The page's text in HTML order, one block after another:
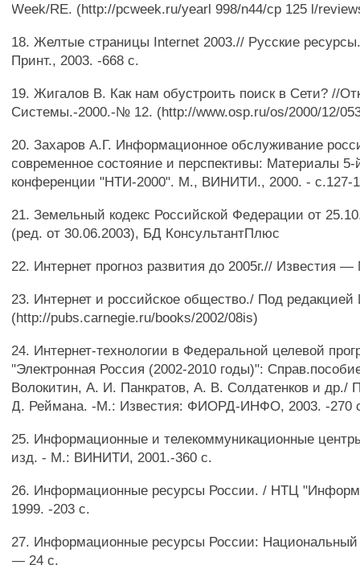
Week/RE. (http://pcweek.ru/yearl 998/n44/cp 125 l/
18. Желтые страницы Internet 2003.// Русские
Принт., 2003. -668 с.
19. Жигалов В. Как нам обустроить поиск в Сети? //
Системы.-2000.-№ 12. (http://www.osp.ru/os/2000/12/
20. Захаров А.Г. Информационное обслуживание
современное состояние и перспективы: Материалы
конференции "НТИ-2000". М., ВИНИТИ., 2000. - с.127-
21. Земельный кодекс Российской Федерации от
(ред. от 30.06.2003), БД КонсультантПлюс
22. Интернет прогноз развития до 2005г.// Известия
23. Интернет и российское общество./ Под
(http://pubs.carnegie.ru/books/2002/08is)
24. Интернет-технологии в Федеральной целевой
"Электронная Россия (2002-2010 годы)":
Волокитин, А. И. Панкратов, А. В. Солдатенков и др./
Д. Реймана. -М.: Известия: ФИОРД-ИНФО, 2003. -270
25. Информационные и телекоммуникационные
изд. - М.: ВИНИТИ, 2001.-360 с.
26. Информационные ресурсы России. / НТЦ
1999. -203 с.
27. Информационные ресурсы России:
— 24 с.